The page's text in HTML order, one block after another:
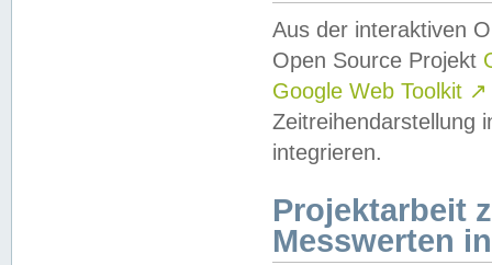
Aus der interaktiven
Open Source Projekt
Google Web Toolkit ↗
Zeitreihendarstellung
integrieren.
Projektarbeit
Messwerten